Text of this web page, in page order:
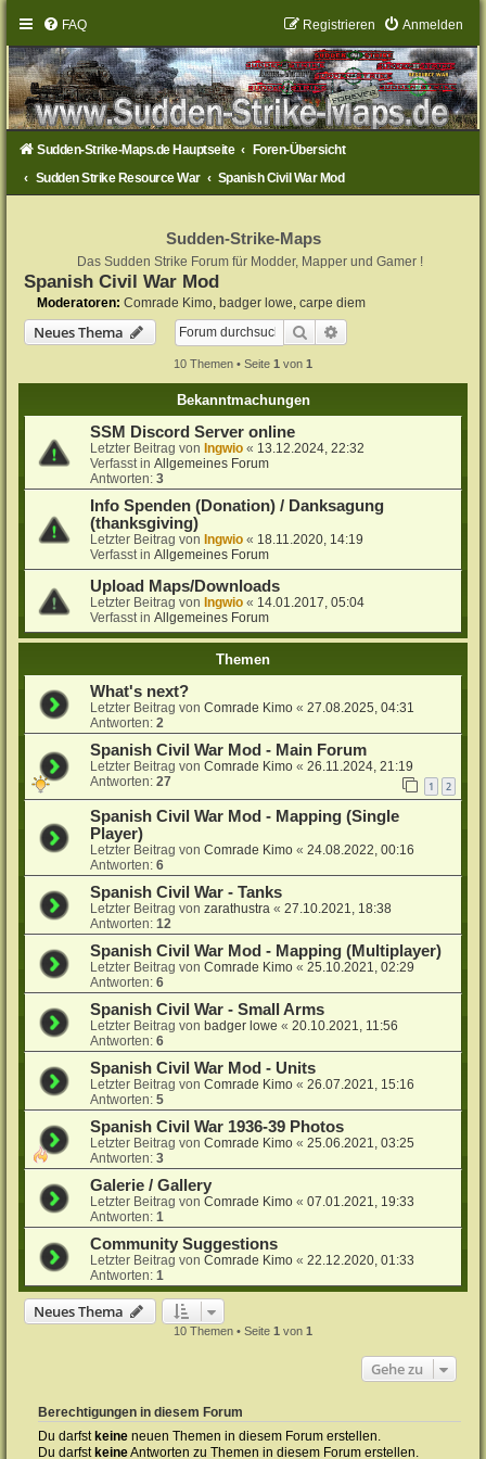
FAQ Anmelden
Registrieren
Sudden-Strike-Maps.de Hauptseite
Foren-Übersicht
Sudden Strike Resource War
Spanish Civil War Mod
Sudden-Strike-Maps
Das Sudden Strike Forum für Modder, Mapper und Gamer !
Spanish Civil War Mod
Moderatoren: Comrade Kimo, badger lowe,carpe diem
Neues Thema Suche
10 Themen • Seite 1 von 1
Bekanntmachungen
SSM Discord Server online
Letzter Beitrag vonIngwio « 13.12.2024, 22:32
Verfasst inAllgemeines Forum
Antworten:3
Info Spenden (Donation) / Danksagung
(thanksgiving)
Letzter Beitrag vonIngwio « 18.11.2020, 14:19
Verfasst inAllgemeines Forum
Upload Maps/Downloads
Letzter Beitrag vonIngwio « 14.01.2017, 05:04
Verfasst inAllgemeines Forum
Themen
What's next?
Letzter Beitrag vonComrade Kimo «27.08.2025, 04:31
Antworten:2
Spanish Civil War Mod - Main Forum
Letzter Beitrag vonComrade Kimo «26.11.2024, 21:19
Antworten:27 1 2
Spanish Civil War Mod - Mapping (Single
Player)
Letzter Beitrag vonComrade Kimo «24.08.2022, 00:16
Antworten:6
Spanish Civil War - Tanks
Letzter Beitrag vonzarathustra «27.10.2021, 18:38
Antworten:12
Spanish Civil War Mod - Mapping (Multiplayer)
Letzter Beitrag vonComrade Kimo «25.10.2021, 02:29
Antworten:6
Spanish Civil War - Small Arms
Letzter Beitrag von badger lowe «20.10.2021, 11:56
Antworten:6
Spanish Civil War Mod - Units
Letzter Beitrag vonComrade Kimo «26.07.2021, 15:16
Antworten:5
Spanish Civil War 1936-39 Photos
Letzter Beitrag vonComrade Kimo «25.06.2021, 03:25
Antworten:3
Galerie / Gallery
Letzter Beitrag vonComrade Kimo «07.01.2021, 19:33
Antworten:1
Community Suggestions
Letzter Beitrag vonComrade Kimo «22.12.2020, 01:33
Antworten:1
Neues Thema
10 Themen • Seite 1 von 1
Gehe zu
Berechtigungen in diesem Forum
Du darfst keine neuen Themen in diesem Forum erstellen.
Du darfst keineAntworten zu Themen in diesem Forum erstellen.